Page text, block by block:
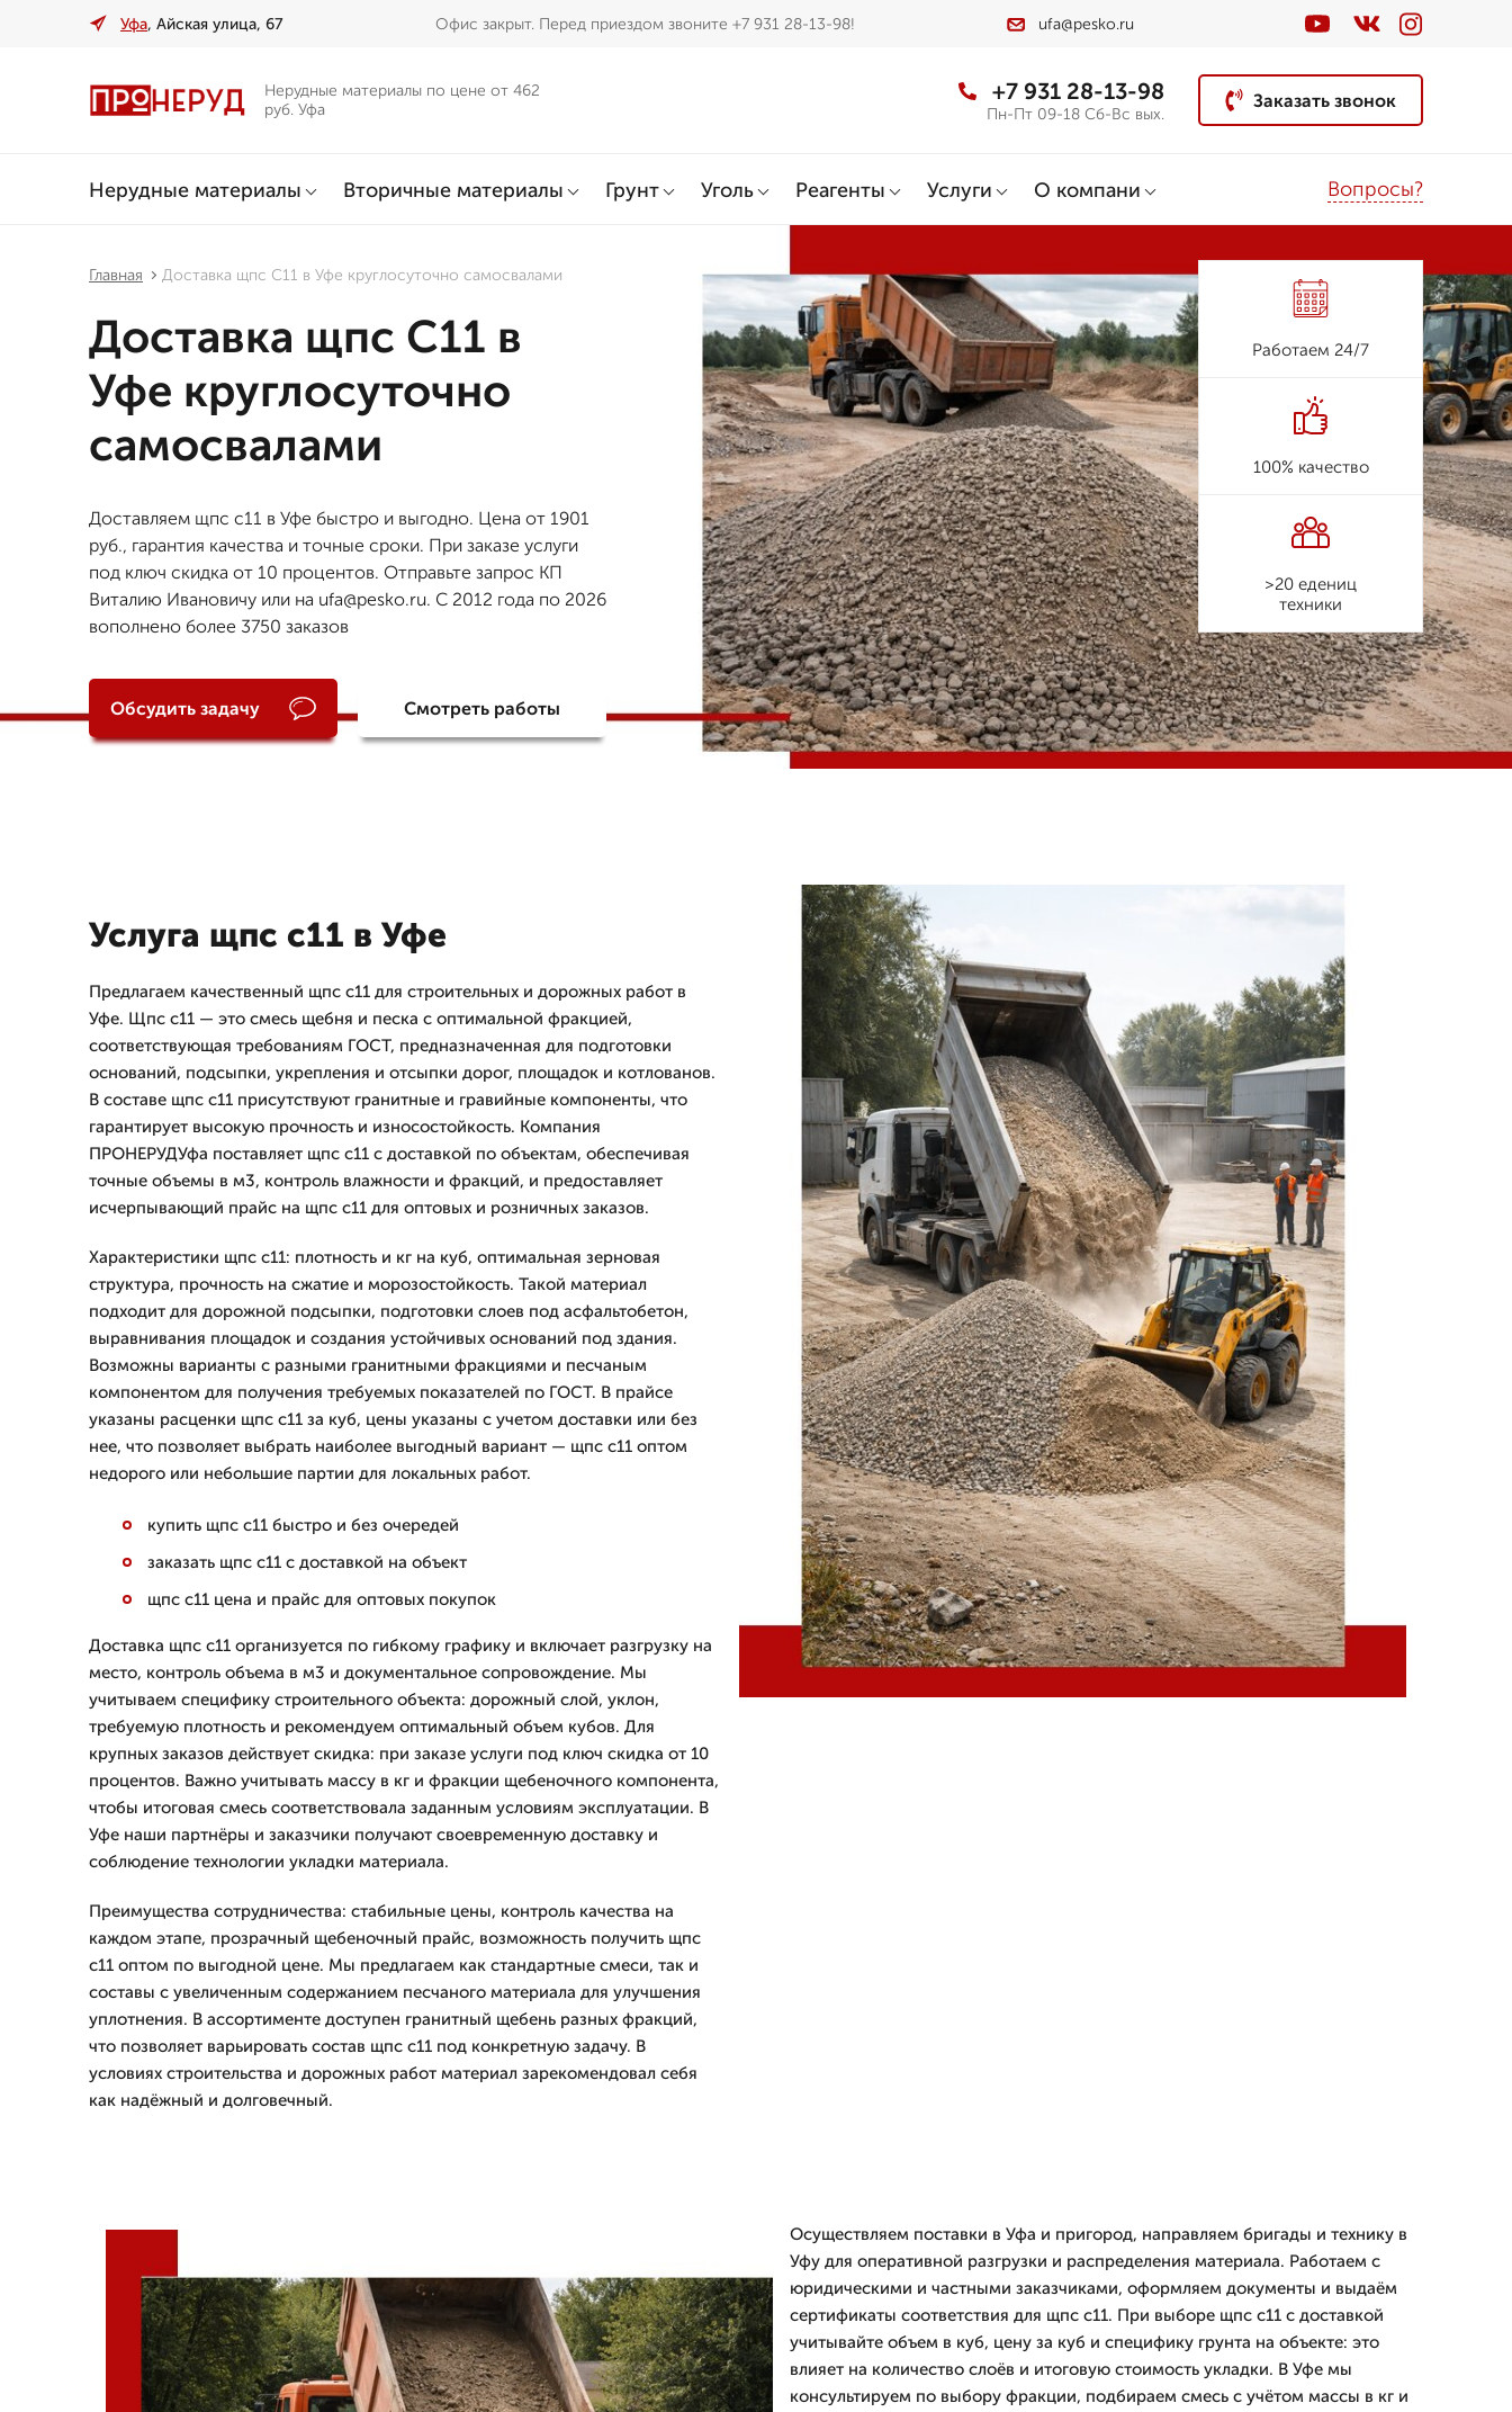
Уфа, Айская улица, 67 Офис закрыт. Перед приездом звоните +7 931 28-13-98! ufa@pesko.ru
Нерудные материалы по цене от 462
руб. Уфа
+7 931 28-13-98
Пн-Пт 09-18 Сб-Вс вых.
Заказать звонок
Нерудные материалы Вторичные материалы Грунт Уголь Реагенты Услуги О компани Вопросы?
Главная Доставка щпс С11 в Уфе круглосуточно самосвалами
Доставка щпс С11 в
Уфе круглосуточно
самосвалами
Доставляем щпс с11 в Уфе быстро и выгодно. Цена от 1901
руб., гарантия качества и точные сроки. При заказе услуги
под ключ скидка от 10 процентов. Отправьте запрос КП
Виталию Ивановичу или на ufa@pesko.ru. С 2012 года по 2026
вополнено более 3750 заказов
Обсудить задачу Смотреть работы
Работаем 24/7
100% качество
>20 едениц
техники
Услуга щпс с11 в Уфе
Предлагаем качественный щпс с11 для строительных и дорожных работ в
Уфе. Щпс с11 — это смесь щебня и песка с оптимальной фракцией,
соответствующая требованиям ГОСТ, предназначенная для подготовки
оснований, подсыпки, укрепления и отсыпки дорог, площадок и котлованов.
В составе щпс с11 присутствуют гранитные и гравийные компоненты, что
гарантирует высокую прочность и износостойкость. Компания
ПРОНЕРУДУфа поставляет щпс с11 с доставкой по объектам, обеспечивая
точные объемы в м3, контроль влажности и фракций, и предоставляет
исчерпывающий прайс на щпс с11 для оптовых и розничных заказов.
Характеристики щпс с11: плотность и кг на куб, оптимальная зерновая
структура, прочность на сжатие и морозостойкость. Такой материал
подходит для дорожной подсыпки, подготовки слоев под асфальтобетон,
выравнивания площадок и создания устойчивых оснований под здания.
Возможны варианты с разными гранитными фракциями и песчаным
компонентом для получения требуемых показателей по ГОСТ. В прайсе
указаны расценки щпс с11 за куб, цены указаны с учетом доставки или без
нее, что позволяет выбрать наиболее выгодный вариант — щпс с11 оптом
недорого или небольшие партии для локальных работ.
купить щпс с11 быстро и без очередей
заказать щпс с11 с доставкой на объект
щпс с11 цена и прайс для оптовых покупок
Доставка щпс с11 организуется по гибкому графику и включает разгрузку на
место, контроль объема в м3 и документальное сопровождение. Мы
учитываем специфику строительного объекта: дорожный слой, уклон,
требуемую плотность и рекомендуем оптимальный объем кубов. Для
крупных заказов действует скидка: при заказе услуги под ключ скидка от 10
процентов. Важно учитывать массу в кг и фракции щебеночного компонента,
чтобы итоговая смесь соответствовала заданным условиям эксплуатации. В
Уфе наши партнёры и заказчики получают своевременную доставку и
соблюдение технологии укладки материала.
Преимущества сотрудничества: стабильные цены, контроль качества на
каждом этапе, прозрачный щебеночный прайс, возможность получить щпс
с11 оптом по выгодной цене. Мы предлагаем как стандартные смеси, так и
составы с увеличенным содержанием песчаного материала для улучшения
уплотнения. В ассортименте доступен гранитный щебень разных фракций,
что позволяет варьировать состав щпс с11 под конкретную задачу. В
условиях строительства и дорожных работ материал зарекомендовал себя
как надёжный и долговечный.
Осуществляем поставки в Уфа и пригород, направляем бригады и технику в
Уфу для оперативной разгрузки и распределения материала. Работаем с
юридическими и частными заказчиками, оформляем документы и выдаём
сертификаты соответствия для щпс с11. При выборе щпс с11 с доставкой
учитывайте объем в куб, цену за куб и специфику грунта на объекте: это
влияет на количество слоёв и итоговую стоимость укладки. В Уфе мы
консультируем по выбору фракции, подбираем смесь с учётом массы в кг и